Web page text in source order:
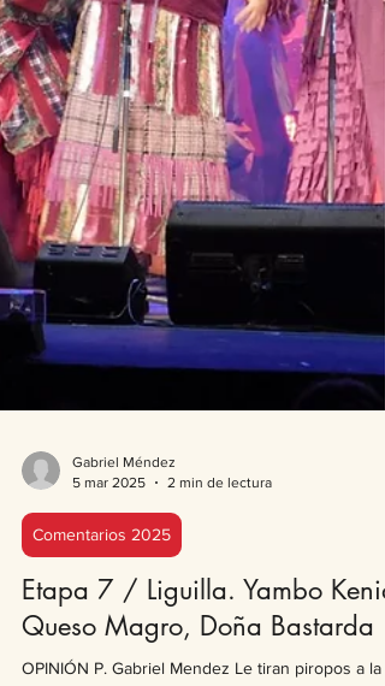
Gabriel Méndez
5 mar 2025
2 min de lectura
Comentarios 2025